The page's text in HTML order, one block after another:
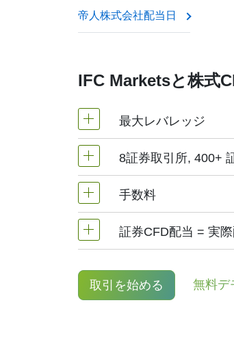
帝人株式会社配当日
IFC Marketsと株式
最大レバレッジ
MetaTrader 4 &
NetTradeXターミナル
8証券取引所, 400+
当社は、次の証券取引
ーストラリア）、
TSX
手数料
ポジション開設にも、
最低手数料は1通貨単
証券CFD配当 = 実
買いポジションをお持
詳しくはこちら
取引を始める 無料デ